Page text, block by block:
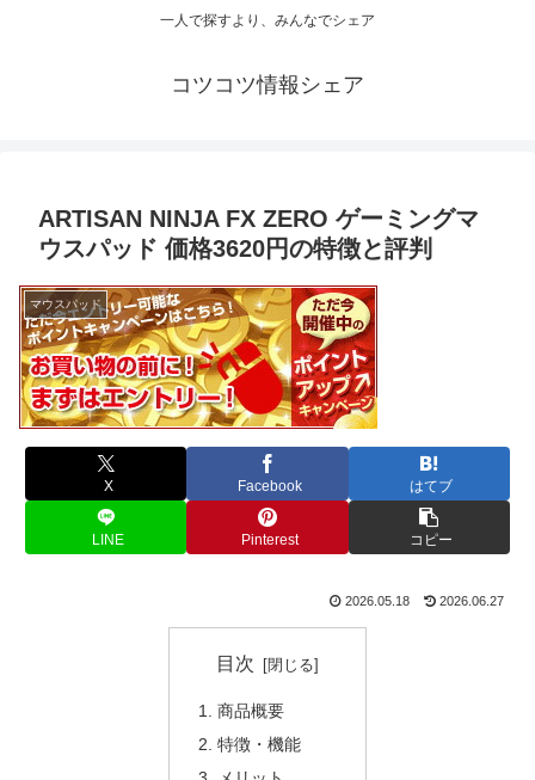
一人で探すより、みんなでシェア
コツコツ情報シェア
ARTISAN NINJA FX ZERO ゲーミングマ
ウスパッド 価格3620円の特徴と評判
マウスパッド
X Facebook はてブ
LINE Pinterest コピー
2026.05.18 2026.06.27
目次
商品概要
特徴・機能